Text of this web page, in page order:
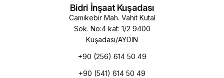
Bidri İnşaat Kuşadası
Camikebir Mah. Vahit Kutal
Sok. No:4 kat: 1/2 9400
Kuşadası/AYDIN
+90 (256) 614 50 49
+90 (541) 614 50 49